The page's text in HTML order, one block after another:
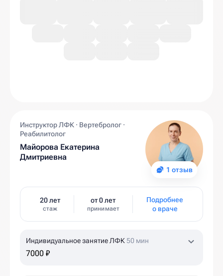
1 отзыв
Инструктор ЛФК · Вертебролог ·
Реабилитолог
Майорова Екатерина
Дмитриевна
20 лет
стаж
от 0 лет
принимает
Подробнее
о враче
Индивидуальное занятие ЛФК 50 мин
7000 ₽